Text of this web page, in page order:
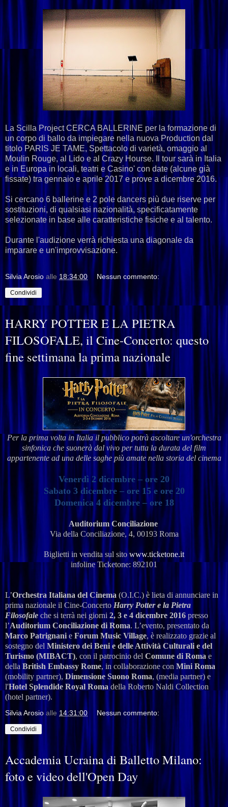
La Scilla Project CERCA BALLERINE per la formazione di
un corpo di ballo da impiegare nella nuova Production dal
titolo PARIS JE TAME, Spettacolo di varietà, omaggio al
Moulin Rouge, al Lido e al Crazy Hourse. Il tour sarà in Italia
e in Europa in locali, teatri e Casino' con date (alcune già
fissate) tra gennaio e aprile 2017 e prove a dicembre 2016.
Si cercano 6 ballerine e 2 pole dancers più due riserve per
sostituzioni, di qualsiasi nazionalità, specificatamente
selezionate in base alle caratteristiche fisiche e al talento.
Durante l'audizione verrà richiesta una diagonale da
imparare e un'improvvisazione.
Silvia Arosio alle 18:34:00 Nessun commento:
Condividi
HARRY POTTER E LA PIETRA
FILOSOFALE, il Cine-Concerto: questo
fine settimana la prima nazionale
Per la prima volta in Italia il pubblico potrà ascoltare un'orchestra
sinfonica che suonerà dal vivo per tutta la durata del film
appartenente ad una delle saghe più amate nella storia del cinema
Venerdì 2 dicembre – ore 20
Sabato 3 dicembre – ore 15 e ore 20
Domenica 4 dicembre – ore 18
Auditorium Conciliazione
Via della Conciliazione, 4, 00193 Roma
Biglietti in vendita sul sitowww.ticketone.it
infoline Ticketone: 892101
L’Orchestra Italiana del Cinema (O.I.C.) è lieta di annunciare in
prima nazionale il Cine-Concerto Harry Potter e la Pietra
Filosofale che si terrà nei giorni 2, 3 e 4 dicembre 2016 presso
l’Auditorium Conciliazione di Roma. L’evento, presentato da
Marco Patrignani e Forum Music Village, è realizzato grazie al
sostegno del Ministero dei Beni e delle Attività Culturali e del
Turismo (MIBACT), con il patrocinio del Comune di Roma e
della British Embassy Rome, in collaborazione con Mini Roma
(mobility partner), Dimensione Suono Roma, (media partner) e
l'Hotel Splendide Royal Roma della Roberto Naldi Collection
(hotel partner).
Silvia Arosio alle 14:31:00 Nessun commento:
Condividi
Accademia Ucraina di Balletto Milano:
foto e video dell'Open Day